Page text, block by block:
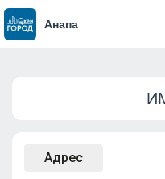
Анапа
Адрес